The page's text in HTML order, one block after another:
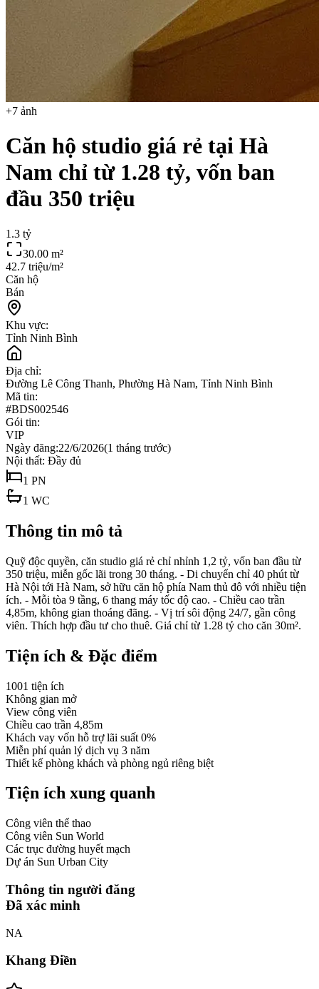
+7 ảnh
Căn hộ studio giá rẻ tại Hà
Nam chỉ từ 1.28 tỷ, vốn ban
đầu 350 triệu
1.3 tỷ
30.00 m²
42.7 triệu/m²
Căn hộ
Bán
Khu vực:
Tỉnh Ninh Bình
Địa chỉ:
Đường Lê Công Thanh, Phường Hà Nam, Tỉnh Ninh Bình
Mã tin:
#BDS002546
Gói tin:
VIP
Ngày đăng:22/6/2026(1 tháng trước)
Nội thất: Đầy đủ
1 PN
1 WC
Thông tin mô tả
Quỹ độc quyền, căn studio giá rẻ chỉ nhỉnh 1,2 tỷ, vốn ban đầu từ
350 triệu, miễn gốc lãi trong 30 tháng. - Di chuyển chỉ 40 phút từ
Hà Nội tới Hà Nam, sở hữu căn hộ phía Nam thủ đô với nhiều tiện
ích. - Mỗi tòa 9 tầng, 6 thang máy tốc độ cao. - Chiều cao trần
4,85m, không gian thoáng đãng. - Vị trí sôi động 24/7, gần công
viên. Thích hợp đầu tư cho thuê. Giá chỉ từ 1.28 tỷ cho căn 30m².
Tiện ích & Đặc điểm
1001 tiện ích
Không gian mở
View công viên
Chiều cao trần 4,85m
Khách vay vốn hỗ trợ lãi suất 0%
Miễn phí quản lý dịch vụ 3 năm
Thiết kế phòng khách và phòng ngủ riêng biệt
Tiện ích xung quanh
Công viên thể thao
Công viên Sun World
Các trục đường huyết mạch
Dự án Sun Urban City
Thông tin người đăng
Đã xác minh
NA
Khang Điền